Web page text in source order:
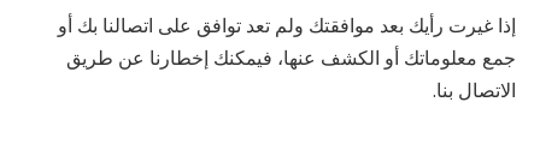
إذا غيرت رأيك بعد موافقتك ولم تعد توافق على اتصالنا بك أو
جمع معلوماتك أو الكشف عنها، فيمكنك إخطارنا عن طريق
الاتصال بنا.